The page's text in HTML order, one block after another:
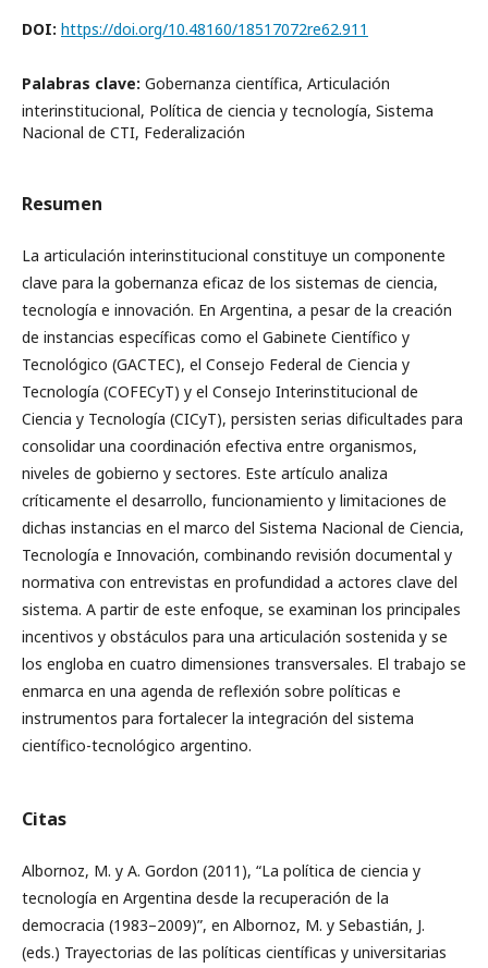
DOI: https://doi.org/10.48160/18517072re62.911
Palabras clave: Gobernanza científica, Articulación
interinstitucional, Política de ciencia y tecnología, Sistema
Nacional de CTI, Federalización
Resumen
La articulación interinstitucional constituye un componente
clave para la gobernanza eficaz de los sistemas de ciencia,
tecnología e innovación. En Argentina, a pesar de la creación
de instancias específicas como el Gabinete Científico y
Tecnológico (GACTEC), el Consejo Federal de Ciencia y
Tecnología (COFECyT) y el Consejo Interinstitucional de
Ciencia y Tecnología (CICyT), persisten serias dificultades para
consolidar una coordinación efectiva entre organismos,
niveles de gobierno y sectores. Este artículo analiza
críticamente el desarrollo, funcionamiento y limitaciones de
dichas instancias en el marco del Sistema Nacional de Ciencia,
Tecnología e Innovación, combinando revisión documental y
normativa con entrevistas en profundidad a actores clave del
sistema. A partir de este enfoque, se examinan los principales
incentivos y obstáculos para una articulación sostenida y se
los engloba en cuatro dimensiones transversales. El trabajo se
enmarca en una agenda de reflexión sobre políticas e
instrumentos para fortalecer la integración del sistema
científico-tecnológico argentino.
Citas
Albornoz, M. y A. Gordon (2011), “La política de ciencia y
tecnología en Argentina desde la recuperación de la
democracia (1983–2009)”, en Albornoz, M. y Sebastián, J.
(eds.) Trayectorias de las políticas científicas y universitarias